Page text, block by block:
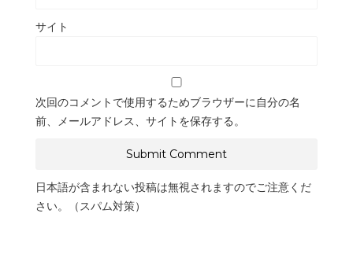
サイト
次回のコメントで使用するためブラウザーに自分の名
前、メールアドレス、サイトを保存する。
日本語が含まれない投稿は無視されますのでご注意くだ
さい。（スパム対策）